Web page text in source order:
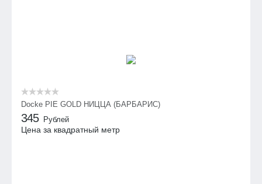
Docke PIE GOLD НИЦЦА (БАРБАРИС)
345 Рублей
Цена за квадратный метр